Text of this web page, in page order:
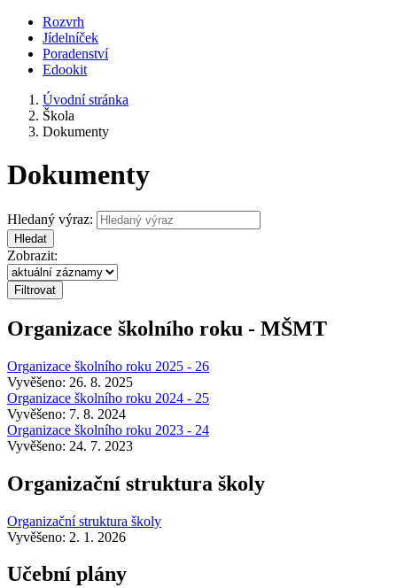
Rozvrh
Jídelníček
Poradenství
Edookit
Úvodní stránka
Škola
Dokumenty
Dokumenty
Hledaný výraz:
Hledat
Zobrazit:
Organizace školního roku - MŠMT
Organizace školního roku 2025 - 26
Vyvěšeno: 26. 8. 2025
Organizace školního roku 2024 - 25
Vyvěšeno: 7. 8. 2024
Organizace školního roku 2023 - 24
Vyvěšeno: 24. 7. 2023
Organizační struktura školy
Organizační struktura školy
Vyvěšeno: 2. 1. 2026
Učební plány